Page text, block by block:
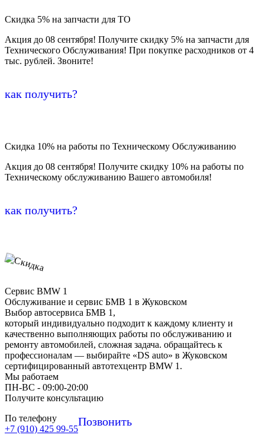
Скидка 5% на запчасти для ТО
Акция до 08 сентября! Получите скидку 5% на запчасти для
Технического Обслуживания! При покупке расходников от 4
тыс. рублей. Звоните!
как получить?
Скидка 10% на работы по Техническому Обслуживанию
Акция до 08 сентября! Получите скидку 10% на работы по
Техническому обслуживанию Вашего автомобиля!
как получить?
Сервис BMW 1
Обслуживание и сервис БМВ 1 в Жуковском
Выбор автосервиса БМВ 1,
который индивидуально подходит к каждому клиенту и
качественно выполняющих работы по обслуживанию и
ремонту автомобилей, сложная задача. обращайтесь к
профессионалам — выбирайте «DS auto» в Жуковском
сертифицированный автотехцентр BMW 1.
Мы работаем
ПН-ВC - 09:00-20:00
Получите консультацию
По телефону
+7 (910) 425 99-55
Позвонить